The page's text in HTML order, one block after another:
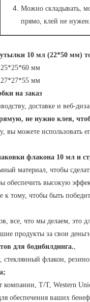
Можно складывать,
прямо, клей не нужен.
10 мл (22*50 мм)
25*25*60 мм
27*27*55 мм
на заказ
доставке и веб-
не нужно клея,
вы можете использовать
флакона 10 мл и
материал, чтобы
обеспечить высокую
тому, чтобы быть
все, что мы делаем, это
продукты за свои
для бодибилдинга.,
стеклянный флакон,
компании, T/T, Western
обеспечения ваших